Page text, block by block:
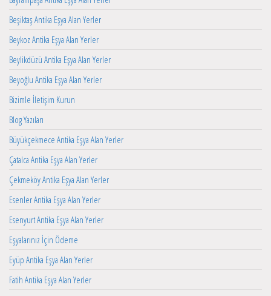
Beşiktaş Antika Eşya Alan Yerler
Beykoz Antika Eşya Alan Yerler
Beylikdüzü Antika Eşya Alan Yerler
Beyoğlu Antika Eşya Alan Yerler
Bizimle İletişim Kurun
Blog Yazıları
Büyükçekmece Antika Eşya Alan Yerler
Çatalca Antika Eşya Alan Yerler
Çekmeköy Antika Eşya Alan Yerler
Esenler Antika Eşya Alan Yerler
Esenyurt Antika Eşya Alan Yerler
Eşyalarınız İçin Ödeme
Eyüp Antika Eşya Alan Yerler
Fatih Antika Eşya Alan Yerler